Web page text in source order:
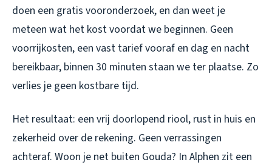
doen een gratis vooronderzoek, en dan weet je
meteen wat het kost voordat we beginnen. Geen
voorrijkosten, een vast tarief vooraf en dag en nacht
bereikbaar, binnen 30 minuten staan we ter plaatse. Zo
verlies je geen kostbare tijd.
Het resultaat: een vrij doorlopend riool, rust in huis en
zekerheid over de rekening. Geen verrassingen
achteraf. Woon je net buiten Gouda? In Alphen zit een